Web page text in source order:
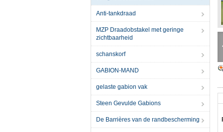
Anti-tankdraad
MZP Draadobstakel met geringe
zichtbaarheid
schanskorf
GABION-MAND
gelaste gabion vak
Steen Gevulde Gabions
De Barrières van de randbescherming